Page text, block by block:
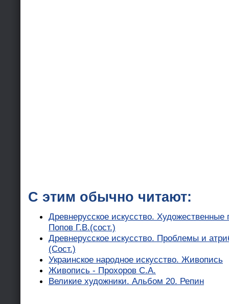
С этим обычно читают:
Древнерусское искусство. Художественные
Попов Г.В.(сост.)
Древнерусское искусство. Проблемы и
(Сост.)
Украинское народное искусство. Живопись
Живопись - Прохоров С.А.
Великие художники. Альбом 20. Репин